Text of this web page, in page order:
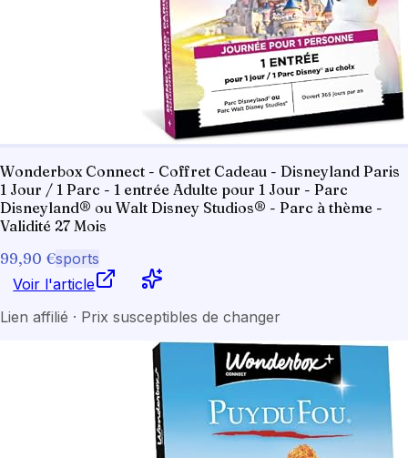
Wonderbox Connect - Coffret Cadeau - Disneyland Paris
1 Jour / 1 Parc - 1 entrée Adulte pour 1 Jour - Parc
Disneyland® ou Walt Disney Studios® - Parc à thème -
Validité 27 Mois
99,90 €sports
Voir l'article
Lien affilié · Prix susceptibles de changer